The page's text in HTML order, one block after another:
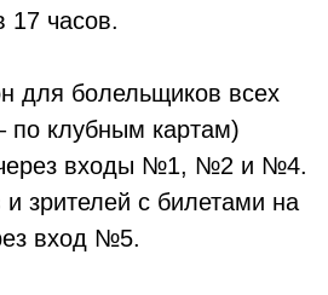
17 часов.
для болельщиков всех
по клубным картам)
через входы №1, №2 и №4.
зрителей с билетами на
вход №5.